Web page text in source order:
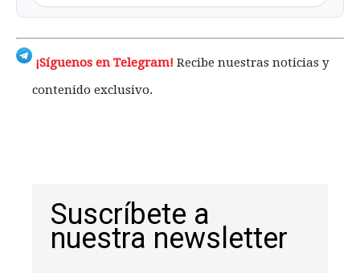
¡Síguenos en Telegram! Recibe nuestras noticias y
contenido exclusivo.
Suscríbete a
nuestra newsletter